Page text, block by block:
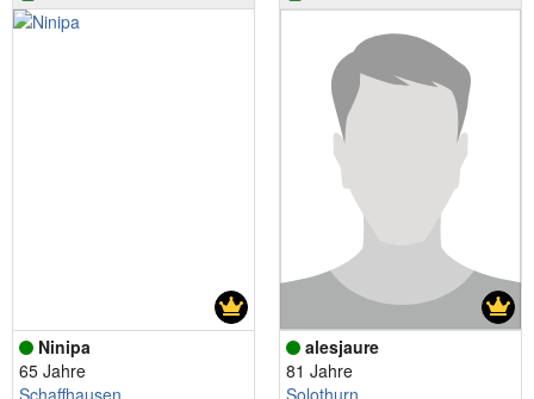
Ninipa
65 Jahre
Schaffhausen
alesjaure
81 Jahre
Solothurn